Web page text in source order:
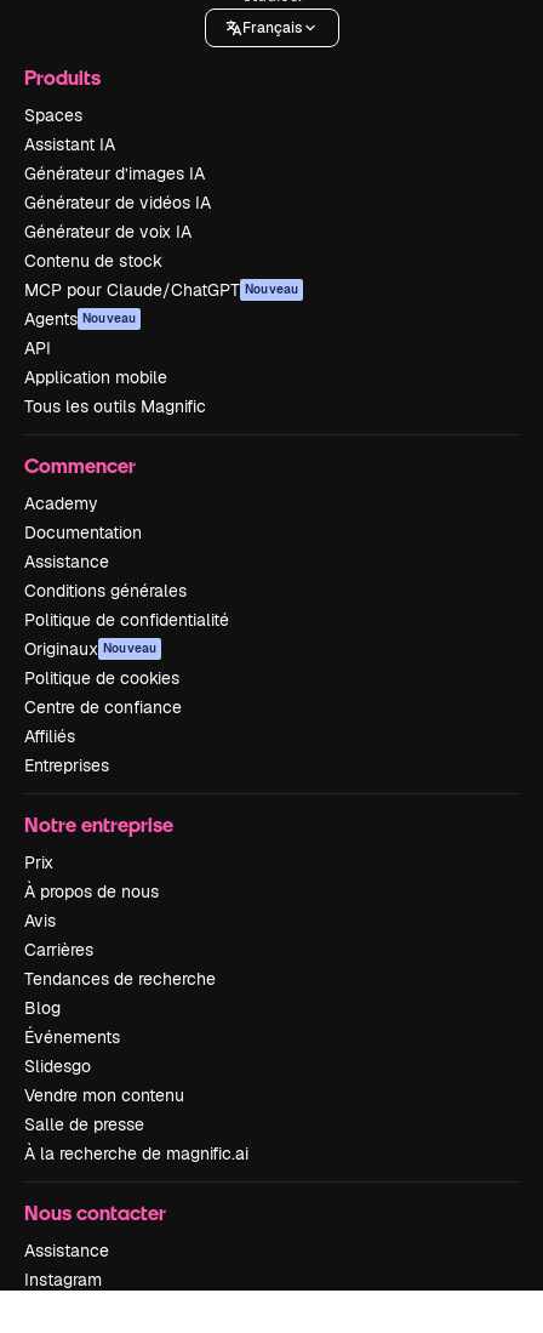
Français
Produits
Spaces
Assistant IA
Générateur d’images IA
Générateur de vidéos IA
Générateur de voix IA
Contenu de stock
MCP pour Claude/ChatGPT Nouveau
Agents Nouveau
API
Application mobile
Tous les outils Magnific
Commencer
Academy
Documentation
Assistance
Conditions générales
Politique de confidentialité
Originaux Nouveau
Politique de cookies
Centre de confiance
Affiliés
Entreprises
Notre entreprise
Prix
À propos de nous
Avis
Carrières
Tendances de recherche
Blog
Événements
Slidesgo
Vendre mon contenu
Salle de presse
À la recherche de magnific.ai
Nous contacter
Assistance
Instagram